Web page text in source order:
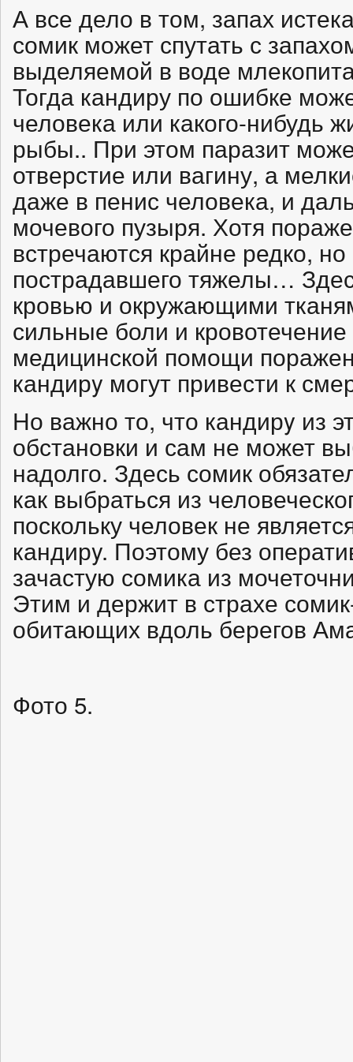
А все дело в том, запах
сомик может спутать с
выделяемой в воде
Тогда кандиру по ошибке
человека или какого-нибудь
рыбы.. При этом паразит
отверстие или вагину, а
даже в пенис человека, и
мочевого пузыря. Хотя
встречаются крайне редко,
пострадавшего тяжелы…
кровью и окружающими
сильные боли и
медицинской помощи
кандирy могут привести к
Но важно то, что кандирy из
обстановки и сам не может
надолго. Здесь сомик
как выбраться из
поскольку человек не
кандирy. Поэтому без
зачастую сомика из
Этим и держит в страхе
обитающих вдоль берегов
Фото 5.